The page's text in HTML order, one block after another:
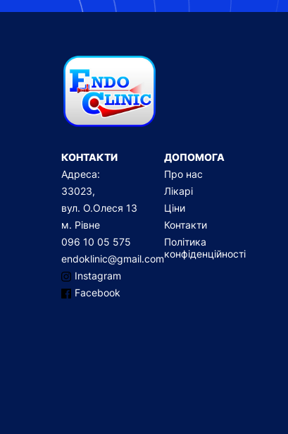
КОНТАКТИ
Адреса:
33023,
вул. О.Олеся 13
м. Рівне
096 10 05 575
endoklinic@gmail.com
Instagram
Facebook
ДОПОМОГА
Про нас
Лікарі
Ціни
Контакти
Політика
конфіденційності